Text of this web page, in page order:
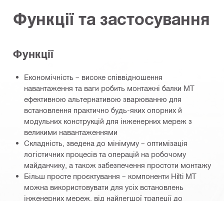
Функції та застосування
Функції
Економічність – високе співвідношення
навантаження та ваги робить монтажні балки MT
ефективною альтернативою зварюванню для
встановлення практично будь-яких опорних й
модульних конструкцій для інженерних мереж з
великими навантаженнями
Складність, зведена до мінімуму – оптимізація
логістичних процесів та операцій на робочому
майданчику, а також забезпечення простоти монтажу
Більш просте проєктування – компоненти Hilti MT
можна використовувати для усіх встановлень
інженерних мереж, від найлегшої трапеції до